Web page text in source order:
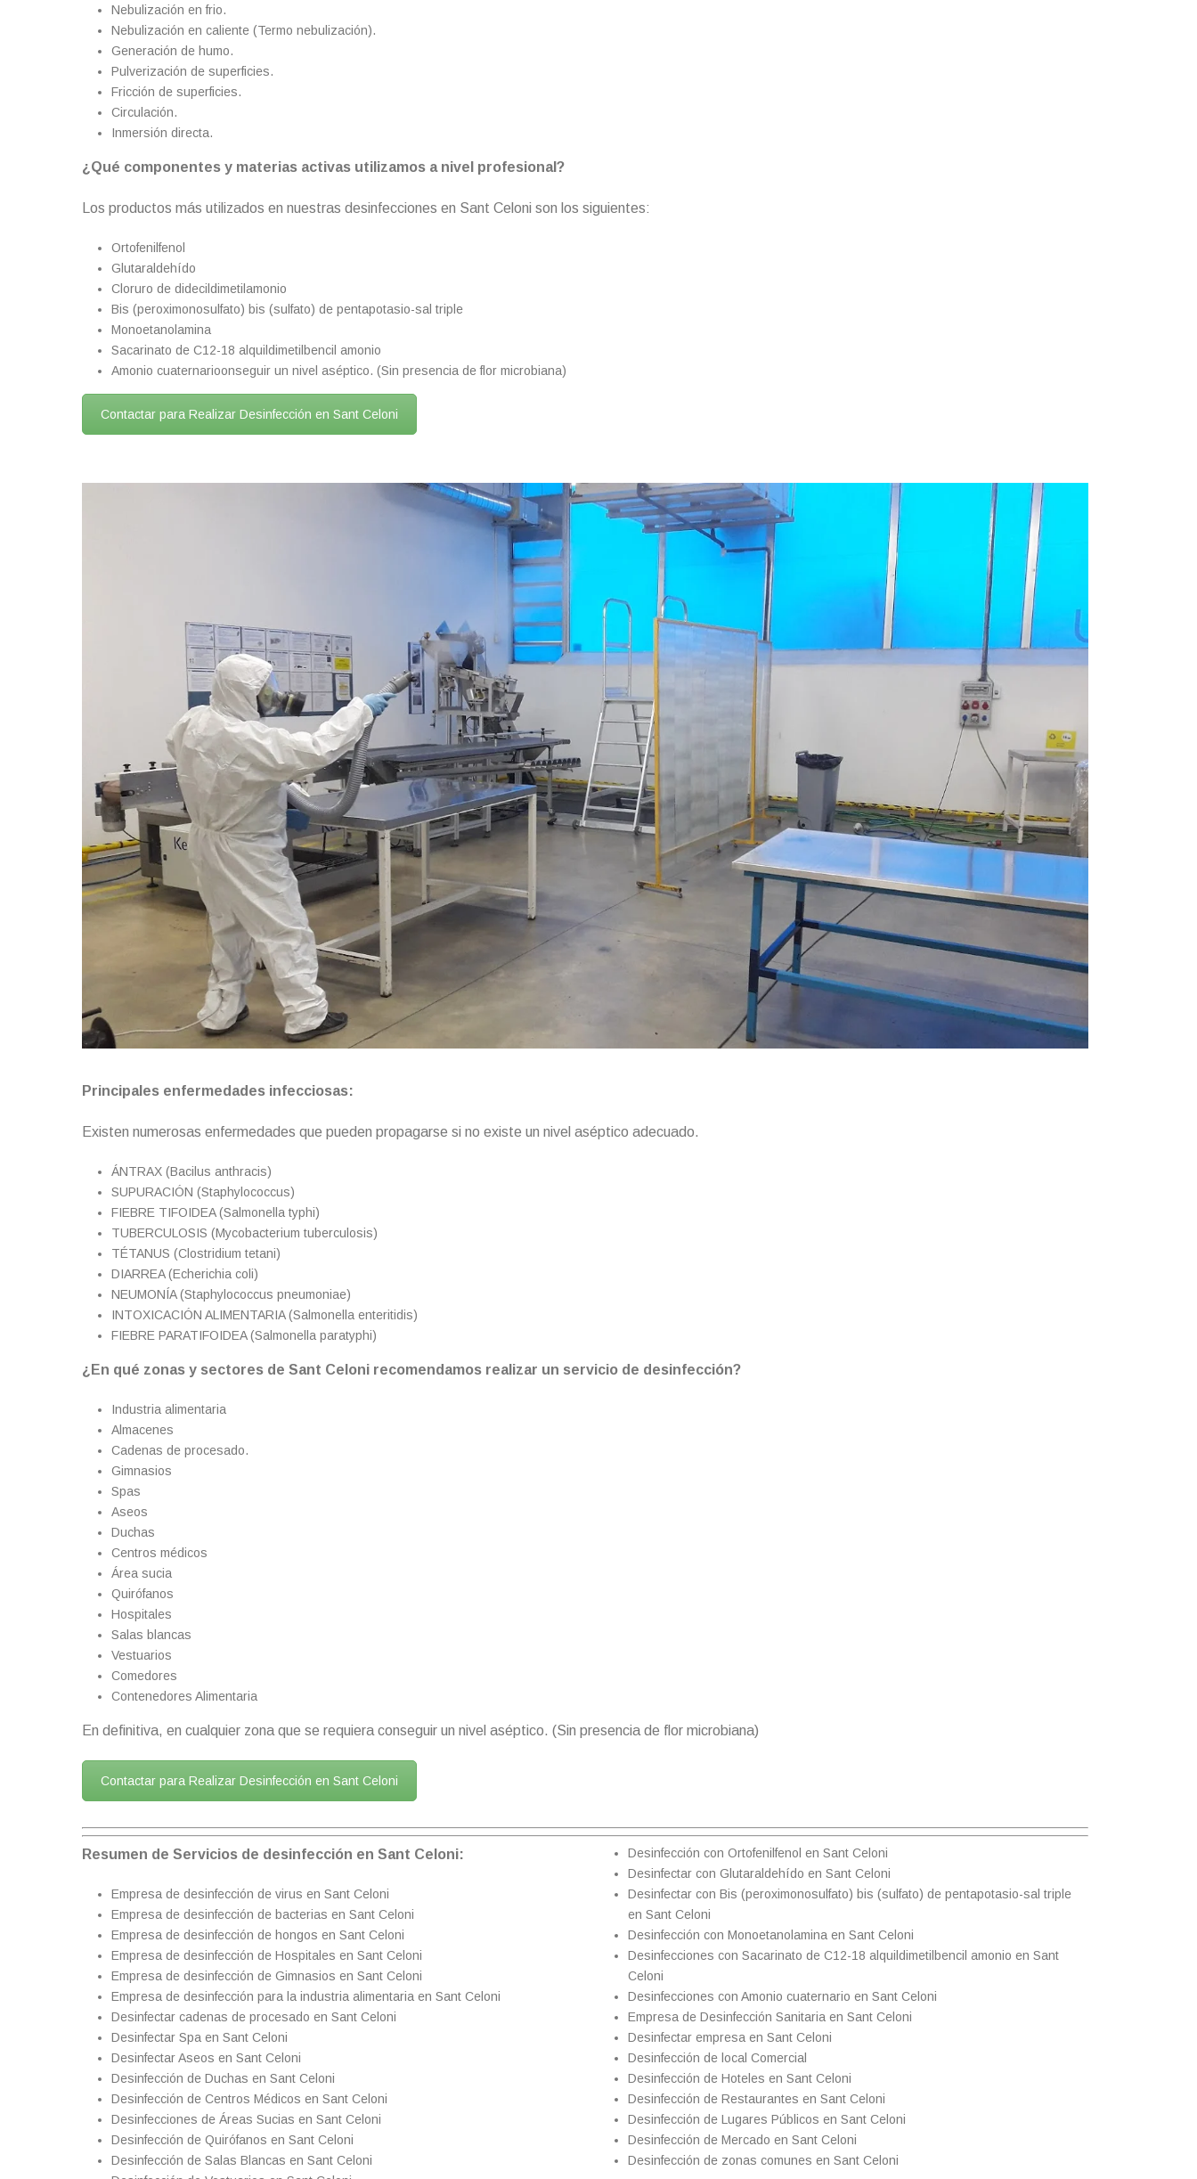
Nebulización en frio.
Nebulización en caliente (Termo nebulización).
Generación de humo.
Pulverización de superficies.
Fricción de superficies.
Circulación.
Inmersión directa.
¿Qué componentes y materias activas utilizamos a nivel profesional?
Los productos más utilizados en nuestras desinfecciones en Sant Celoni son los siguientes:
Ortofenilfenol
Glutaraldehído
Cloruro de didecildimetilamonio
Bis (peroximonosulfato) bis (sulfato) de pentapotasio-sal triple
Monoetanolamina
Sacarinato de C12-18 alquildimetilbencil amonio
Amonio cuaternarioonseguir un nivel aséptico. (Sin presencia de flor microbiana)
Contactar para Realizar Desinfección en Sant Celoni
Principales enfermedades infecciosas:
Existen numerosas enfermedades que pueden propagarse si no existe un nivel aséptico adecuado.
ÁNTRAX (Bacilus anthracis)
SUPURACIÓN (Staphylococcus)
FIEBRE TIFOIDEA (Salmonella typhi)
TUBERCULOSIS (Mycobacterium tuberculosis)
TÉTANUS (Clostridium tetani)
DIARREA (Echerichia coli)
NEUMONÍA (Staphylococcus pneumoniae)
INTOXICACIÓN ALIMENTARIA (Salmonella enteritidis)
FIEBRE PARATIFOIDEA (Salmonella paratyphi)
¿En qué zonas y sectores de Sant Celoni recomendamos realizar un servicio de desinfección?
Industria alimentaria
Almacenes
Cadenas de procesado.
Gimnasios
Spas
Aseos
Duchas
Centros médicos
Área sucia
Quirófanos
Hospitales
Salas blancas
Vestuarios
Comedores
Contenedores Alimentaria
En definitiva, en cualquier zona que se requiera conseguir un nivel aséptico. (Sin presencia de flor microbiana)
Contactar para Realizar Desinfección en Sant Celoni
Resumen de Servicios de desinfección en Sant Celoni:
Empresa de desinfección de virus en Sant Celoni
Empresa de desinfección de bacterias en Sant Celoni
Empresa de desinfección de hongos en Sant Celoni
Empresa de desinfección de Hospitales en Sant Celoni
Empresa de desinfección de Gimnasios en Sant Celoni
Empresa de desinfección para la industria alimentaria en Sant Celoni
Desinfectar cadenas de procesado en Sant Celoni
Desinfectar Spa en Sant Celoni
Desinfectar Aseos en Sant Celoni
Desinfección de Duchas en Sant Celoni
Desinfección de Centros Médicos en Sant Celoni
Desinfecciones de Áreas Sucias en Sant Celoni
Desinfección de Quirófanos en Sant Celoni
Desinfección de Salas Blancas en Sant Celoni
Desinfección con Ortofenilfenol en Sant Celoni
Desinfectar con Glutaraldehído en Sant Celoni
Desinfectar con Bis (peroximonosulfato) bis (sulfato) de pentapotasio-sal triple
en Sant Celoni
Desinfección con Monoetanolamina en Sant Celoni
Desinfecciones con Sacarinato de C12-18 alquildimetilbencil amonio en Sant
Celoni
Desinfecciones con Amonio cuaternario en Sant Celoni
Empresa de Desinfección Sanitaria en Sant Celoni
Desinfectar empresa en Sant Celoni
Desinfección de local Comercial
Desinfección de Hoteles en Sant Celoni
Desinfección de Restaurantes en Sant Celoni
Desinfección de Lugares Públicos en Sant Celoni
Desinfección de Mercado en Sant Celoni
Desinfección de zonas comunes en Sant Celoni